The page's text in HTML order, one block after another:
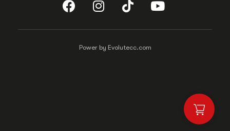
Power by Evolutecc.com